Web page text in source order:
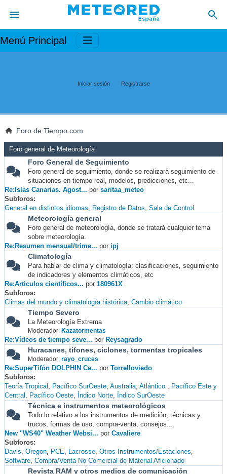
Menú Principal
Iniciar sesión Registrarse
Foro de Tiempo.com
Foro general de Meteorología
Foro General de Seguimiento
Foro general de seguimiento, donde se realizará seguimiento de
situaciones en tiempo real, modelos, predicciones, etc...
Re:Islas Canarias. Agost... por saritaa_meteo
Subforos
General en distintos idiomas
Registro de Datos Sala de Control
Meteorología general
Foro general de meteorología, donde se tratará cualquier tema
sobre meteorología.
Re:Resumen mensual/trime... por ipj
Climatología
Para hablar de clima y climatología: clasificaciones, seguimiento
de indicadores y elementos climáticos, etc
Re:Articulos científicos... por 180961X
Subforos
Climas del mundo y climatología histórica Cambio climático
Tiempo Severo
La Meteorología Extrema
Moderador: Kazatormentas
Re:Vídeos de tiempo seve... por Reysagrado
Huracanes, tifones, ciclones, tormentas tropicales
Moderador: rayo_cruces
Re:SuperTifón DOLPHIN Ca... por Torrelloviedo
Subforos
Teoría Tropical
Pacífico SurOeste Australia Atlántico
Pacífico Este y
Central
Pacífico Oeste Índico Norte Índico SurOeste
Técnica e instrumentos meteorológicos
Todo lo relativo a los instrumentos de medición, técnicas y
trucos, formas de uso, compra-venta, consejos...
New "WS40" Weather Websi... por Cavaliere
Subforos
Davis Oregon PCE Lacrosse Otros Instrumentos/Estaciones
Software Compra/Venta No Comercial de Material Aficionado
Revista RAM y otros medios de comunicación